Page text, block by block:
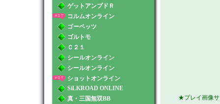
ゲットアンプドＲ
コルムオンライン
ゴーペッツ
ゴルトモ
Ｃ２１
シールオンライン
シールオンライン
ショットオンライン
SiLKROAD ONLINE
真・三国無双BB
★プレイ画像